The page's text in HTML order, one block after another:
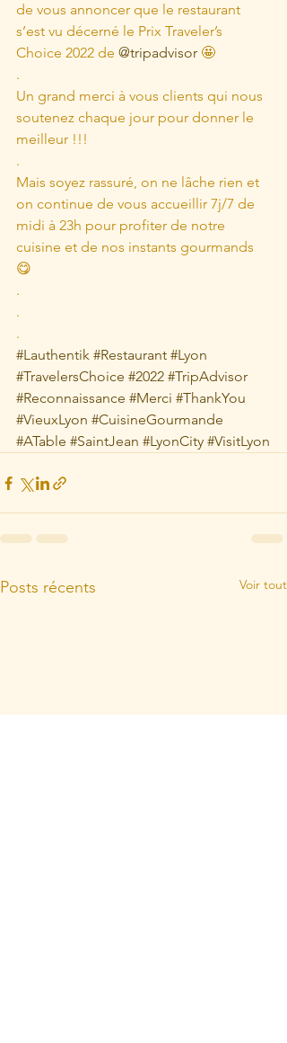
de vous annoncer que le restaurant
s’est vu décerné le Prix Traveler’s
Choice 2022 de @tripadvisor 🤩
.
Un grand merci à vous clients qui nous
soutenez chaque jour pour donner le
meilleur !!!
.
Mais soyez rassuré, on ne lâche rien et
on continue de vous accueillir 7j/7 de
midi à 23h pour profiter de notre
cuisine et de nos instants gourmands
😋
.
.
.
#Lauthentik #Restaurant #Lyon
#TravelersChoice #2022 #TripAdvisor
#Reconnaissance #Merci #ThankYou
#VieuxLyon #CuisineGourmande
#ATable #SaintJean #LyonCity #VisitLyon
Posts récents Voir tout